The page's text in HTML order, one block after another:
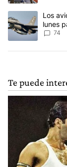
Un artículo de
Los
lunes
Aérea
74